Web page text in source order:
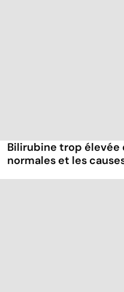
Bilirubine trop élevée
normales et les